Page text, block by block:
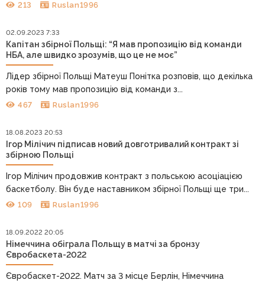
213 Ruslan1996
02.09.2023 7:33
Капітан збірної Польщі: “Я мав пропозицію від команди
НБА, але швидко зрозумів, що це не моє”
Лідер збірної Польщі Матеуш Понітка розповів, що декілька
років тому мав пропозицію від команди з...
467 Ruslan1996
18.08.2023 20:53
Ігор Мілічич підписав новий довготривалий контракт зі
збірною Польщі
Ігор Мілічич продовжив контракт з польською асоціацією
баскетболу. Він буде наставником збірної Польщі ще три...
109 Ruslan1996
18.09.2022 20:05
Німеччина обіграла Польщу в матчі за бронзу
Євробаскета-2022
Євробаскет-2022. Матч за 3 місце Берлін, Німеччина